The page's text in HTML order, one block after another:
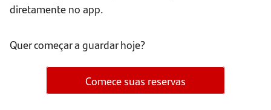
diretamente no app.
Quer começar a guardar hoje?
Comece suas reservas